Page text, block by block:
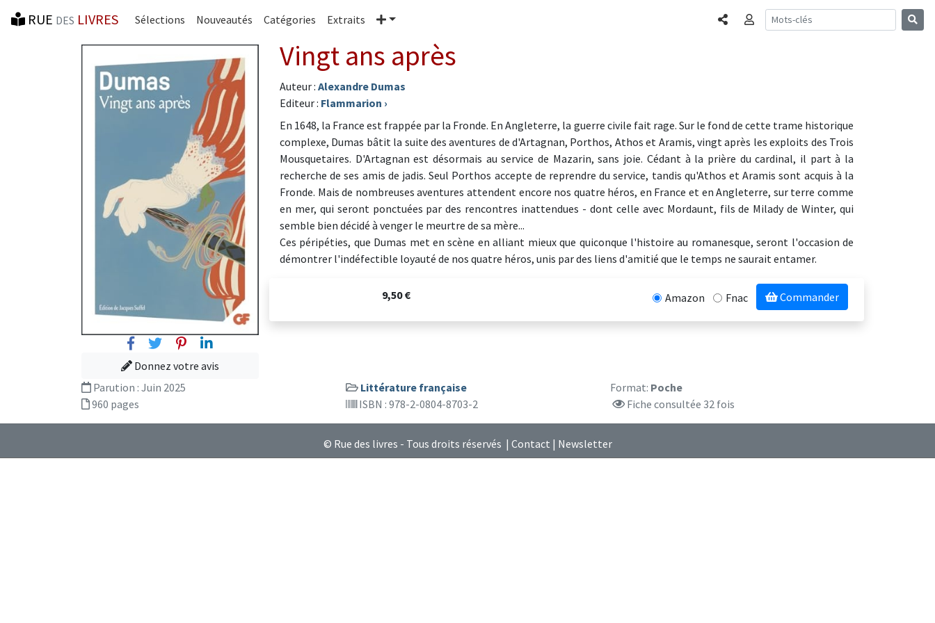
RUE DES LIVRES Sélections Nouveautés Catégories Extraits Plus PartagerConnexion
FacebookTwitterPinterest
Linkedin
Donnez votre avis
Vingt ans après
Auteur : Alexandre Dumas
Editeur : Flammarion ›
En 1648, la France est frappée par la Fronde. En Angleterre, la guerre civile fait rage. Sur le fond de cette trame historique
complexe, Dumas bâtit la suite des aventures de d'Artagnan, Porthos, Athos et Aramis, vingt après les exploits des Trois
Mousquetaires. D'Artagnan est désormais au service de Mazarin, sans joie. Cédant à la prière du cardinal, il part à la
recherche de ses amis de jadis. Seul Porthos accepte de reprendre du service, tandis qu'Athos et Aramis sont acquis à la
Fronde. Mais de nombreuses aventures attendent encore nos quatre héros, en France et en Angleterre, sur terre comme
en mer, qui seront ponctuées par des rencontres inattendues - dont celle avec Mordaunt, fils de Milady de Winter, qui
semble bien décidé à venger le meurtre de sa mère...
Ces péripéties, que Dumas met en scène en alliant mieux que quiconque l'histoire au romanesque, seront l'occasion de
démontrer l'indéfectible loyauté de nos quatre héros, unis par des liens d'amitié que le temps ne saurait entamer.
9,50 € Amazon Fnac Commander
Parution : Juin 2025 Littérature française Format: Poche
960 pages
ISBN : 978-2-0804-8703-2 Fiche consultée 32 fois
© Rue des livres - Tous droits réservés | Contact | Newsletter